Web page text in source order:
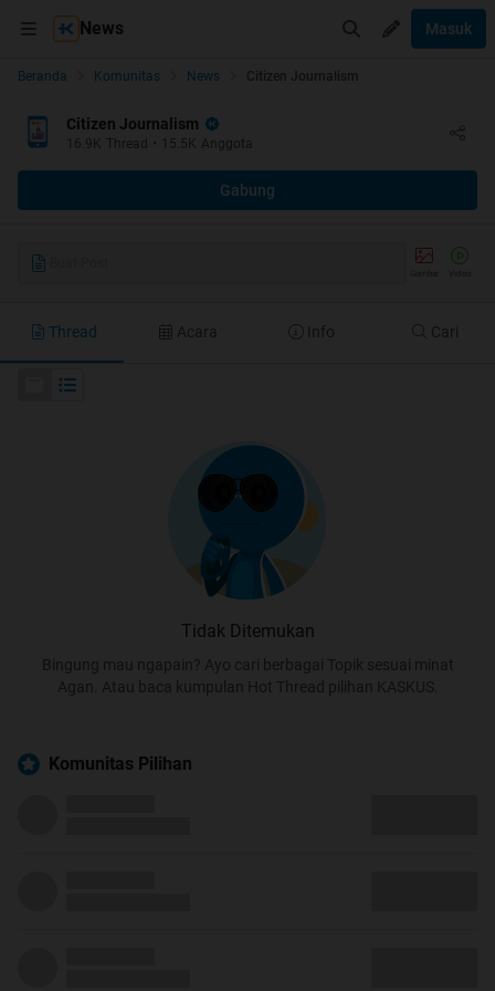
News Masuk
Beranda Komunitas News Citizen Journalism
Citizen Journalism
16.9K Thread • 15.5K Anggota
Gabung
Thread Acara Info Cari
Tidak Ditemukan
Bingung mau ngapain? Ayo cari berbagai Topik sesuai minat
Agan. Atau baca kumpulan Hot Thread pilihan KASKUS.
Komunitas Pilihan